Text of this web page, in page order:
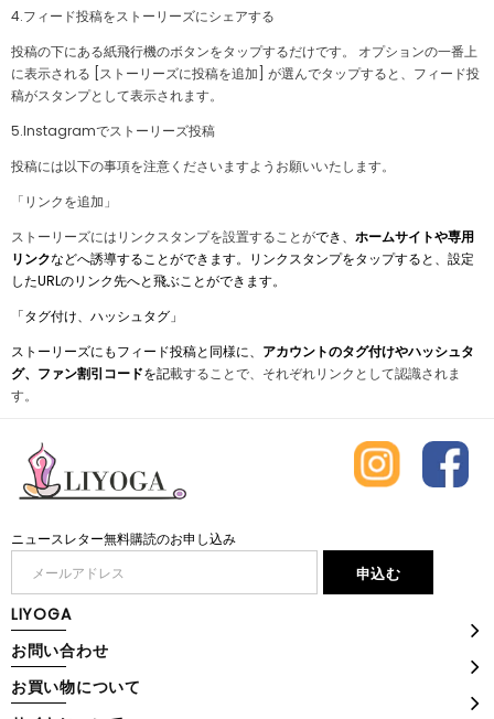
4.フィード投稿をストーリーズにシェアする
投稿の下にある紙飛行機のボタンをタップするだけです。 オプションの一番上
に表示される [ストーリーズに投稿を追加] が選んでタップすると、フィード投
稿がスタンプとして表示されます。
5.Instagramでストーリーズ投稿
投稿には以下の事項を注意くださいますようお願いいたします。
「リンクを追加」
ストーリーズにはリンクスタンプを設置することができ、 ホームサイトや専用
リンクなどへ誘導することができます。リンクスタンプをタップすると、設定
したURLのリンク先へと飛ぶことができます。
「タグ付け、ハッシュタグ」
ストーリーズにもフィード投稿と同様に、 アカウントのタグ付けやハッシュタ
グ、ファン割引コードを記載することで、それぞれリンクとして認識されま
す。
ニュースレター無料購読のお申し込み
LIYOGA
お問い合わせ
お買い物について